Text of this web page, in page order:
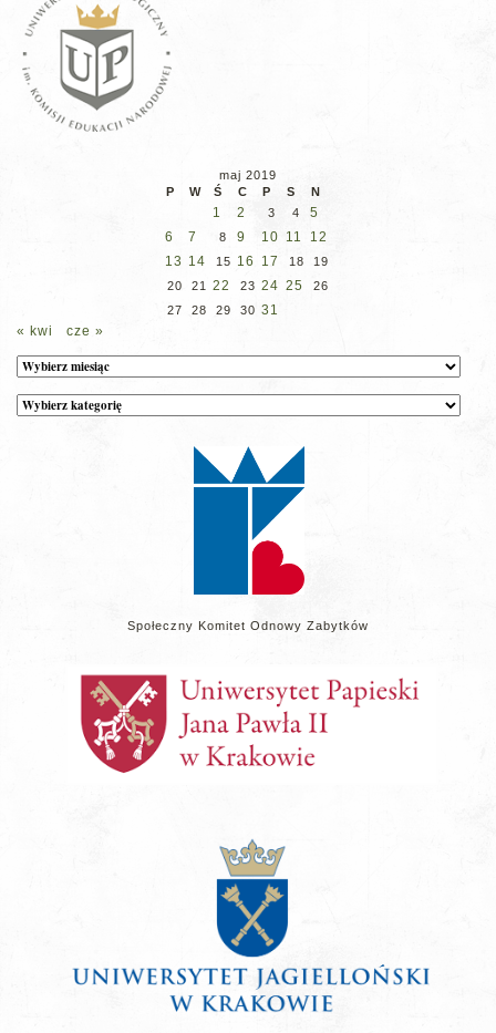
maj 2019
P
W Ś C P S N
1 2 3 4
5
6
7 8 9 10 11
12
13 14 15 16 17 18
19
20
21 22 23 24 25
26
27
28 29 30 31
« kwi
cze »
Archiwum
Kategorie
wpisów
Społeczny Komitet Odnowy Zabytków